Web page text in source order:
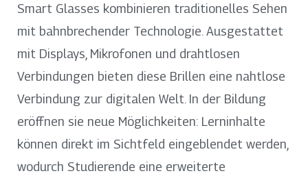
Smart Glasses kombinieren traditionelles Sehen
mit bahnbrechender Technologie. Ausgestattet
mit Displays, Mikrofonen und drahtlosen
Verbindungen bieten diese Brillen eine nahtlose
Verbindung zur digitalen Welt. In der Bildung
eröffnen sie neue Möglichkeiten: Lerninhalte
können direkt im Sichtfeld eingeblendet werden,
wodurch Studierende eine erweiterte